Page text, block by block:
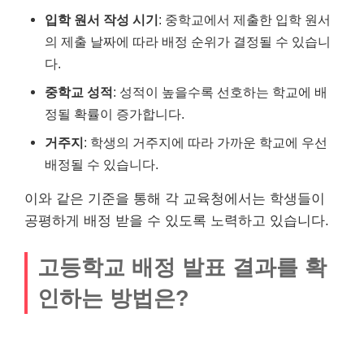
입학 원서 작성 시기: 중학교에서 제출한 입학 원서
의 제출 날짜에 따라 배정 순위가 결정될 수 있습니
다.
중학교 성적: 성적이 높을수록 선호하는 학교에 배
정될 확률이 증가합니다.
거주지: 학생의 거주지에 따라 가까운 학교에 우선
배정될 수 있습니다.
이와 같은 기준을 통해 각 교육청에서는 학생들이
공평하게 배정 받을 수 있도록 노력하고 있습니다.
고등학교 배정 발표 결과를 확
인하는 방법은?